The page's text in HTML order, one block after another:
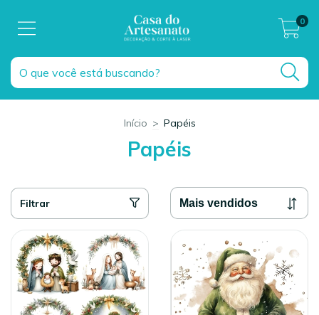
0
Início > Papéis
Papéis
Filtrar